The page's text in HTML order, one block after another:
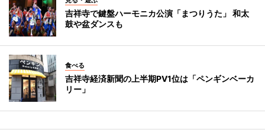
吉祥寺で鍵盤ハーモニカ公演「まつりうた」 和太
鼓や盆ダンスも
食べる
吉祥寺経済新聞の上半期PV1位は「ペンギンベーカ
リー」